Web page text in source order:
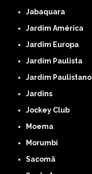
Jabaquara
Jardim América
Jardim Europa
Jardim Paulista
Jardim Paulistano
Jardins
Jockey Club
Moema
Morumbi
Sacomã